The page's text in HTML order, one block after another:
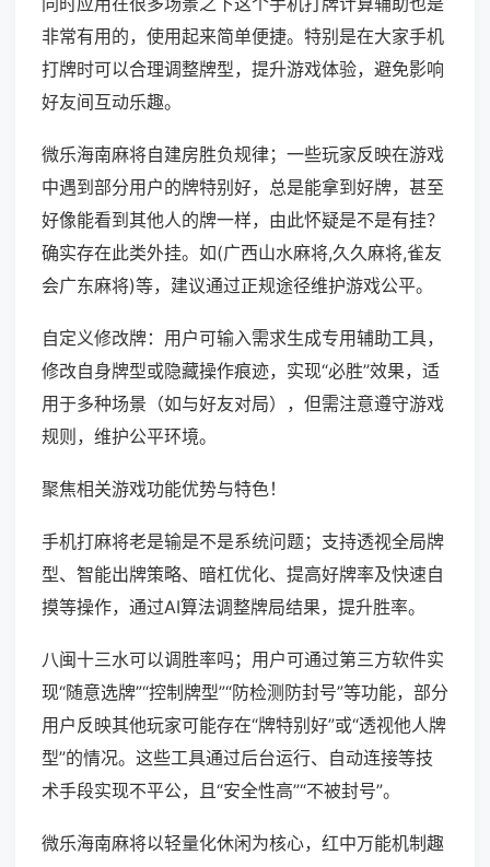
非常有用的，使用起来简单便捷。特别是在大家手机
打牌时可以合理调整牌型，提升游戏体验，避免影响
好友间互动乐趣。
微乐海南麻将自建房胜负规律；一些玩家反映在游戏
中遇到部分用户的牌特别好，总是能拿到好牌，甚至
好像能看到其他人的牌一样，由此怀疑是不是有挂？
确实存在此类外挂。如(广西山水麻将,久久麻将,雀友
会广东麻将)等，建议通过正规途径维护游戏公平。
自定义修改牌：用户可输入需求生成专用辅助工具，
修改自身牌型或隐藏操作痕迹，实现“必胜”效果，适
用于多种场景（如与好友对局），但需注意遵守游戏
规则，维护公平环境。
聚焦相关游戏功能优势与特色！
手机打麻将老是输是不是系统问题；支持透视全局牌
型、智能出牌策略、暗杠优化、提高好牌率及快速自
摸等操作，通过AI算法调整牌局结果，提升胜率。
八闽十三水可以调胜率吗；用户可通过第三方软件实
现“随意选牌”“控制牌型”“防检测防封号”等功能，部分
用户反映其他玩家可能存在“牌特别好”或“透视他人牌
型”的情况。这些工具通过后台运行、自动连接等技
术手段实现不平公，且“安全性高”“不被封号”。
微乐海南麻将以轻量化休闲为核心，红中万能机制趣